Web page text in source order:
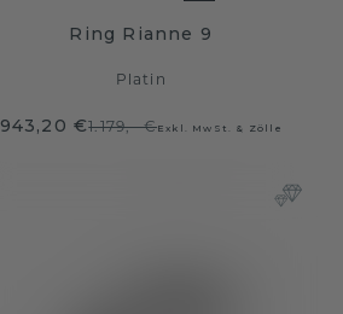
Ring Rianne 9
Platin
943,20 €1.179,- €Exkl. MwSt. & Zölle